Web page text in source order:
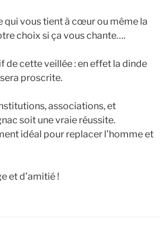
qui vous tient à cœur ou même la
choix si ça vous chante….
de cette veillée : en effet la dinde
proscrite.
associations, et
soit une vraie réussite.
idéal pour replacer l’homme et
et d’amitié !